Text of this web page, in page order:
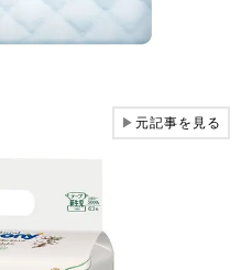
▶元記事を見る